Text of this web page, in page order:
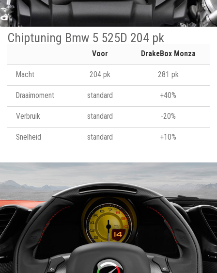
Chiptuning Bmw 5 525D 204 pk
Voor DrakeBox Monza
Macht 204 pk 281 pk
Draaimoment standard +40%
Verbruik standard -20%
Snelheid standard +10%